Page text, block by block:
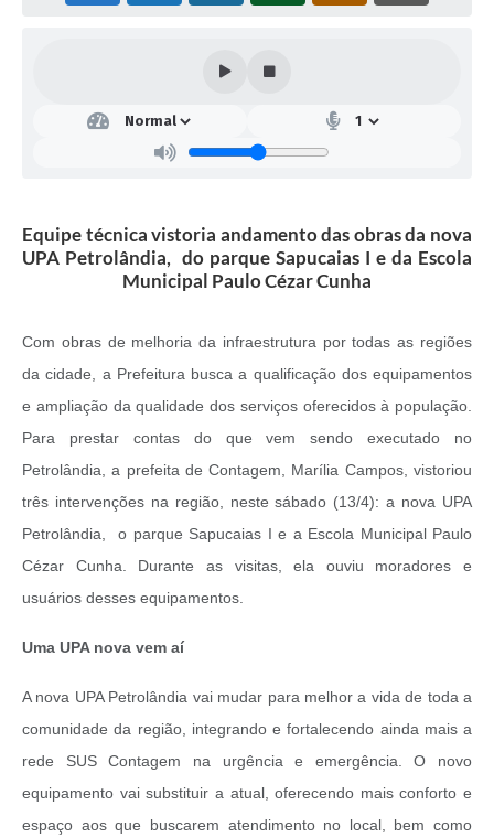
Equipe técnica vistoria andamento das obras da nova
UPA Petrolândia, do parque Sapucaias I e da Escola
Municipal Paulo Cézar Cunha
Com obras de melhoria da infraestrutura por todas as regiões
da cidade, a Prefeitura busca a qualificação dos equipamentos
e ampliação da qualidade dos serviços oferecidos à população.
Para prestar contas do que vem sendo executado no
Petrolândia, a prefeita de Contagem, Marília Campos, vistoriou
três intervenções na região, neste sábado (13/4): a nova UPA
Petrolândia, o parque Sapucaias I e a Escola Municipal Paulo
Cézar Cunha. Durante as visitas, ela ouviu moradores e
usuários desses equipamentos.
Uma UPA nova vem aí
A nova UPA Petrolândia vai mudar para melhor a vida de toda a
comunidade da região, integrando e fortalecendo ainda mais a
rede SUS Contagem na urgência e emergência. O novo
equipamento vai substituir a atual, oferecendo mais conforto e
espaço aos que buscarem atendimento no local, bem como